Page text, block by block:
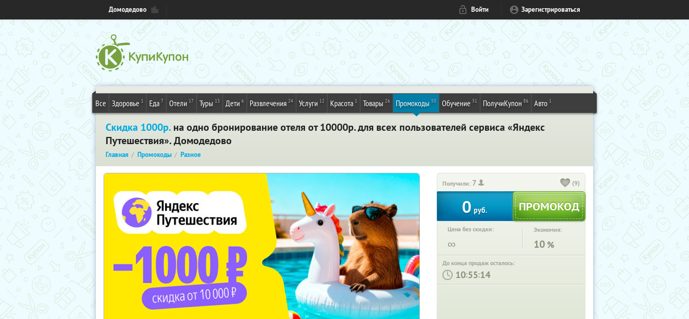
Домодедово Войти Зарегистрироваться
Все Здоровье 1 Еда 7 Отели 17 Туры 13 Дети 6 Развлечения 24 Услуги 12 Красота 1 Товары 26 Промокоды 50 Обучение 31 ПолучиКупон 86 Авто 1
Скидка 1000р. на одно бронирование отеля от 10000р. для всех пользователей сервиса «Яндекс
Путешествия». Домодедово
Главная Промокоды Разное
Получили: 7 (9)
0 руб.
Цена без скидки:
∞
Экономия:
10 %
До конца продаж осталось:
: :